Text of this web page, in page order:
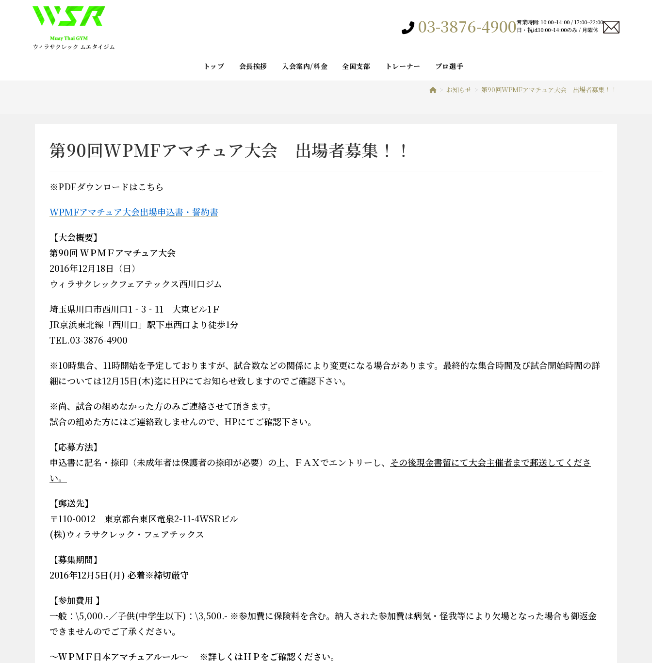
ウィラサクレック ムエタイジム
03-3876-4900営業時間: 10:00~14:00 / 17:00~22:00
日・祝は10:00~14:00のみ / 月曜休
トップ 会長挨拶 入会案内/料金 全国支部 トレーナー プロ選手
> お知らせ > 第90回WPMFアマチュア大会 出場者募集！！
第90回WPMFアマチュア大会 出場者募集！！
※PDFダウンロードはこちら
WPMFアマチュア大会出場申込書・誓約書
【大会概要】
第90回 ＷＰＭＦアマチュア大会
2016年12月18日（日）
ウィラサクレックフェアテックス西川口ジム
埼玉県川口市西川口1‐3‐11 大東ビル1Ｆ
JR京浜東北線「西川口」駅下車西口より徒歩1分
TEL.03-3876-4900
※10時集合、 11時開始を予定しておりますが、試合数などの関係により変更になる場合があります。最終的な集合時間及び試合開始時間の詳
細については12月15日(木)迄にHPにてお知らせ致しますのでご確認下さい。
※尚、試合の組めなかった方のみご連絡させて頂きます。
試合の組めた方にはご連絡致しませんので、 HPにてご確認下さい。
【応募方法】
申込書に記名・捺印（未成年者は保護者の捺印が必要）の上、
ＦＡＸでエントリーし、 その後現金書留にて大会主催者まで郵送してくださ
い。
【郵送先】
〒110-0012 東京都台東区竜泉2-11-4WSRビル
(株)ウィラサクレック・フェアテックス
【募集期間】
2016年12月5日(月) 必着※締切厳守
【参加費用 】
一般： \5,000.-／子供(中学生以下)： \3,500.- ※参加費に保険料を含む。納入された参加費は病気・怪我等により欠場となった場合も御返金
できませんのでご了承ください。
～ＷＰＭＦ日本アマチュアルール～
※詳しくはＨＰをご確認ください。